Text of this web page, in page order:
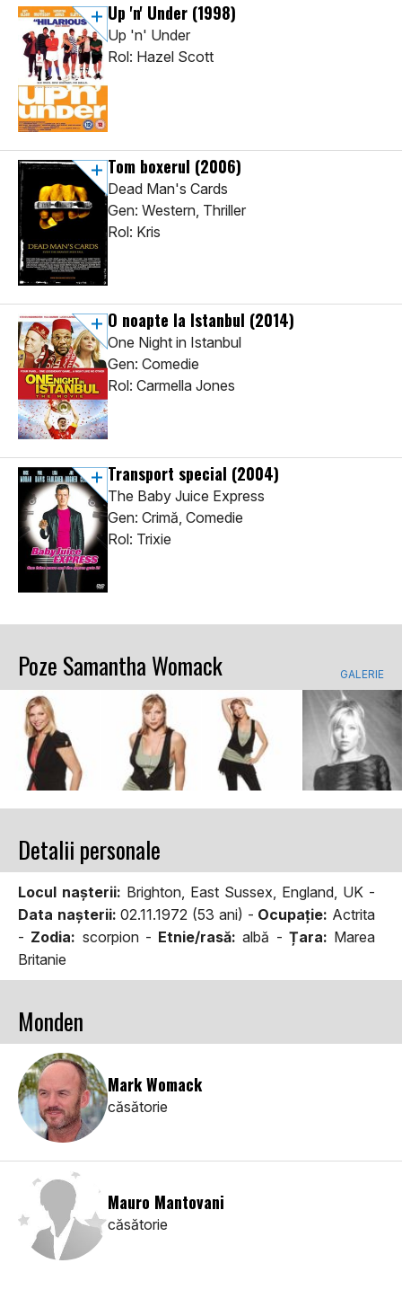
Up 'n' Under (1998)
Up 'n' Under
Rol: Hazel Scott
Tom boxerul (2006)
Dead Man's Cards
Gen: Western, Thriller
Rol: Kris
O noapte la Istanbul (2014)
One Night in Istanbul
Gen: Comedie
Rol: Carmella Jones
Transport special (2004)
The Baby Juice Express
Gen: Crimă, Comedie
Rol: Trixie
Poze Samantha Womack GALERIE
Detalii personale
Locul naşterii: Brighton, East Sussex, England, UK -
Data naşterii: 02.11.1972 (53 ani) - Ocupaţie: Actrita
- Zodia: scorpion - Etnie/rasă: albă - Țara: Marea
Britanie
Monden
Mark Womack
căsătorie
Mauro Mantovani
căsătorie